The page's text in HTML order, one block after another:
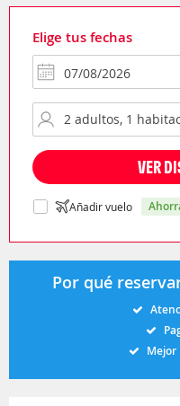
Elige tus fechas
VER
Añadir vuelo
Por qué
Mejor